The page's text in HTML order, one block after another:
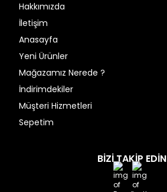
Hakkımızda
İletişim
Anasayfa
Yeni Ürünler
Mağazamız Nerede ?
İndirimdekiler
Müşteri Hizmetleri
Sepetim
BİZİ TAKİP EDİN
Facebook